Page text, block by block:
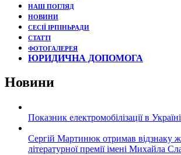
НАШ ПОГЛЯД
НОВИНИ
СЕСІЇ ІРПІНЬРАДИ
СТАТТІ
ФОТОГАЛЕРЕЯ
ЮРИДИЧНА ДОПОМОГА
Новини
Показник електромобілізації в
Сергій Мартинюк отримав відзнаку
літературної премії імені Михайла